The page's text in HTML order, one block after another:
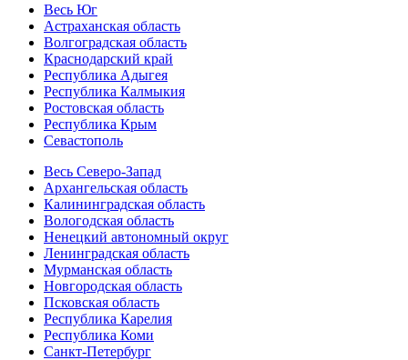
Весь Юг
Астраханская область
Волгоградская область
Краснодарский край
Республика Адыгея
Республика Калмыкия
Ростовская область
Республика Крым
Севастополь
Весь Северо-Запад
Архангельская область
Калининградская область
Вологодская область
Ненецкий автономный округ
Ленинградская область
Мурманская область
Новгородская область
Псковская область
Республика Карелия
Республика Коми
Санкт-Петербург